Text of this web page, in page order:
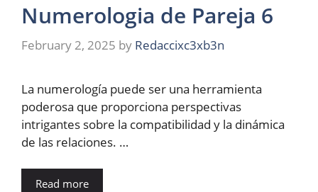
Numerologia de Pareja 6
February 2, 2025 by Redaccixc3xb3n
La numerología puede ser una herramienta
poderosa que proporciona perspectivas
intrigantes sobre la compatibilidad y la dinámica
de las relaciones. …
Read more